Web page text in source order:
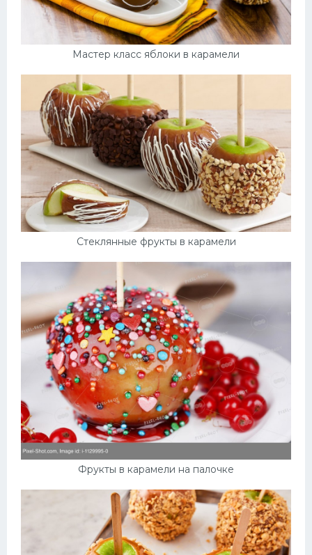
Мастер класс яблоки в карамели
Стеклянные фрукты в карамели
Фрукты в карамели на палочке